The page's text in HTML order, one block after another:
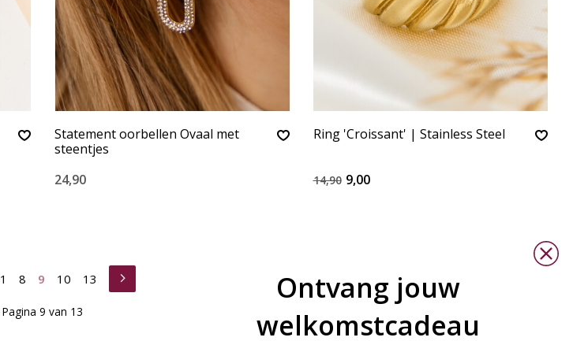
Statement oorbellen Ovaal met
steentjes
24,90
Ring 'Croissant' | Stainless Steel
14,90 9,00
1 8 9 10 13
Pagina 9 van 13
Ontvang jouw
welkomstcadeau